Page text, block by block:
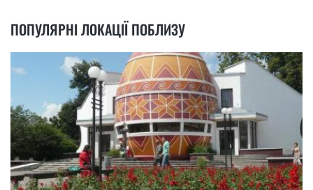
ПОПУЛЯРНІ ЛОКАЦІЇ ПОБЛИЗУ